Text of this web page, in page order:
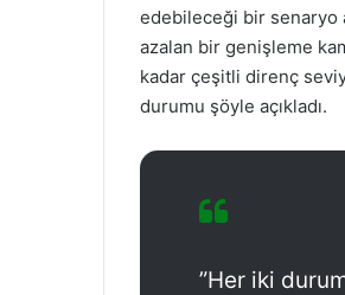
edebileceği bir senaryo
azalan bir genişleme
kadar çeşitli direnç
durumu şöyle açıkladı.
”Her iki